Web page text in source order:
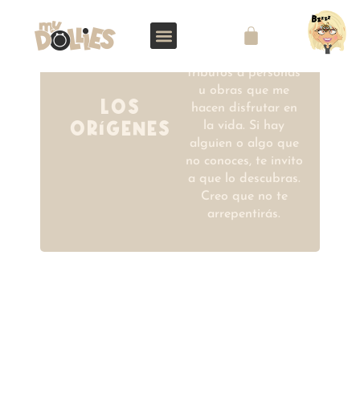
LOS
ORíGENES
tributos a personas
u obras que me
hacen disfrutar en
la vida. Si hay
alguien o algo que
no conoces, te invito
a que lo descubras.
Creo que no te
arrepentirás.